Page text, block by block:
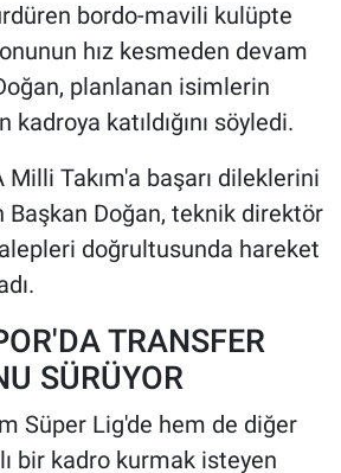
bordo-mavili kulüpte
hız kesmeden devam
planlanan isimlerin
katıldığını söyledi.
Milli Takım'a başarı dileklerini
Başkan Doğan, teknik direktör
doğrultusunda hareket
TRANSFER
SÜRÜYOR
Süper Lig'de hem de diğer
bir kadro kurmak isteyen